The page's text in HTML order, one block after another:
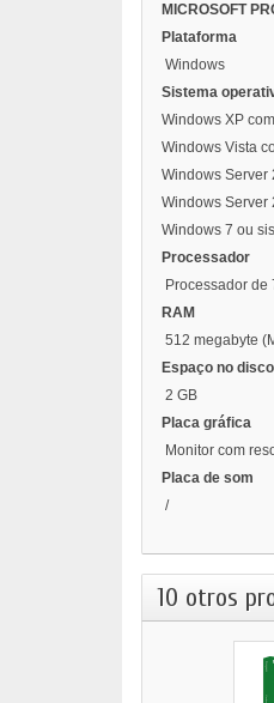
MICROSOFT
Plataforma
Windows
Sistema
Windows XP
Windows Vista
Windows Server
Windows Server
Windows 7 ou
Processador
Processador de
RAM
512 megabyte
Espaço no
2 GB
Placa gráfica
Monitor com
Placa de som
/
10 otros